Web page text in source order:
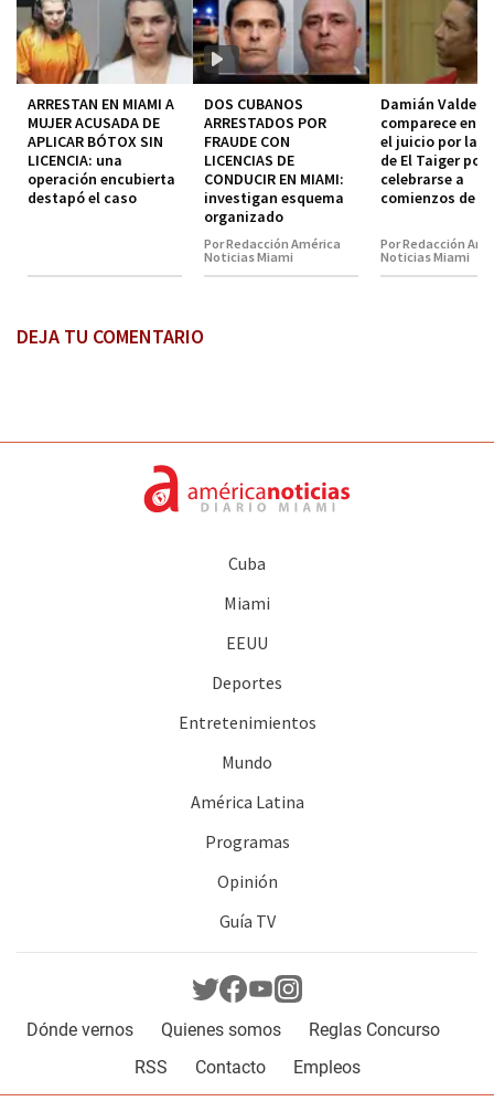
ARRESTAN EN MIAMI A
MUJER ACUSADA DE
APLICAR BÓTOX SIN
LICENCIA: una
operación encubierta
destapó el caso
DOS CUBANOS
ARRESTADOS POR
FRAUDE CON
LICENCIAS DE
CONDUCIR EN MIAMI:
investigan esquema
organizado
Por Redacción América
Noticias Miami
Damián Valdez
comparece en
el juicio por la
de El Taiger
celebrarse a
comienzos de
Por Redacción
Noticias Miami
DEJA TU COMENTARIO
Cuba
Miami
EEUU
Deportes
Entretenimientos
Mundo
América Latina
Programas
Opinión
Guía TV
Dónde vernos Quienes somos
Reglas Concurso
RSS
Contacto Empleos